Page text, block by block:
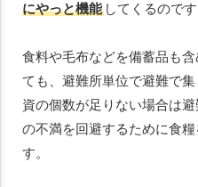
にやっと機能してくるのです
食料や毛布などを備蓄品も
ても、避難所単位で避難で
資の個数が足りない場合は
の不満を回避するために食
す。